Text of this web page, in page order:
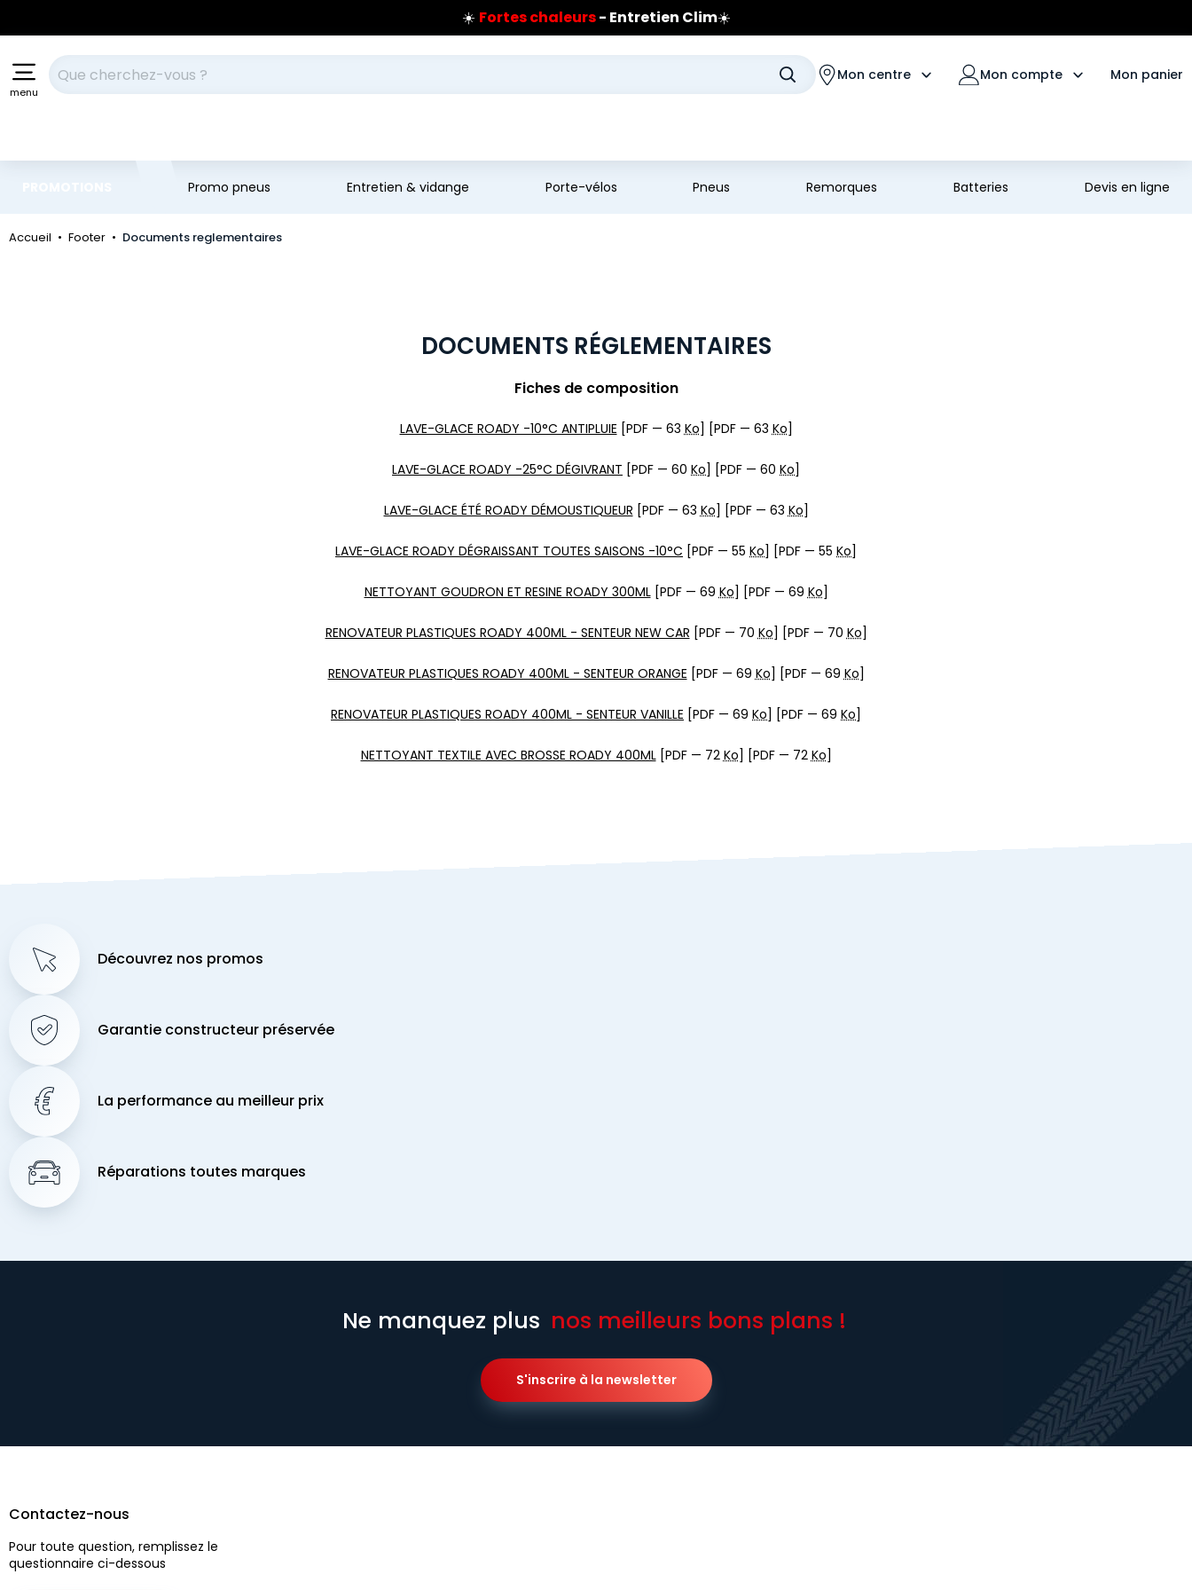
☀️ Fortes chaleurs- Entretien Clim☀️
Prix coûtant pneus Bridgestone
🔥Extincteur :réflexe sécurité🔥
sur les pneus Bridgestone
menu
Votre recherche Mon centre Mon compte Mon panier
Promo pneus Entretien & vidange Porte-vélos Pneus Remorques Batteries Devis en ligne
Accueil Footer Documents reglementaires
DOCUMENTS RÉGLEMENTAIRES
Fiches de composition
LAVE-GLACE ROADY -10°C ANTIPLUIE [PDF — 63Ko] [PDF — 63Ko]
LAVE-GLACE ROADY -25°C DÉGIVRANT [PDF — 60 Ko] [PDF — 60 Ko]
LAVE-GLACE ÉTÉ ROADY DÉMOUSTIQUEUR [PDF — 63Ko] [PDF — 63Ko]
LAVE-GLACE ROADY DÉGRAISSANT TOUTES SAISONS -10°C [PDF — 55 Ko] [PDF — 55 Ko]
NETTOYANT GOUDRON ET RESINE ROADY 300ML[PDF — 69Ko] [PDF — 69Ko]
RENOVATEUR PLASTIQUES ROADY 400ML - SENTEUR NEW CAR [PDF — 70Ko] [PDF — 70Ko]
RENOVATEUR PLASTIQUES ROADY 400ML - SENTEUR ORANGE [PDF — 69Ko] [PDF — 69Ko]
RENOVATEUR PLASTIQUES ROADY 400ML - SENTEUR VANILLE [PDF — 69 Ko] [PDF — 69 Ko]
NETTOYANT TEXTILE AVEC BROSSE ROADY 400ML[PDF — 72Ko] [PDF — 72Ko]
Découvrez nos promos
Garantie constructeur préservée
La performance au meilleur prix
Réparations toutes marques
Ne manquez plus nos meilleurs bons plans !
S'inscrire à la newsletter
Contactez-nous
Pour toute question, remplissez le
questionnaire ci-dessous